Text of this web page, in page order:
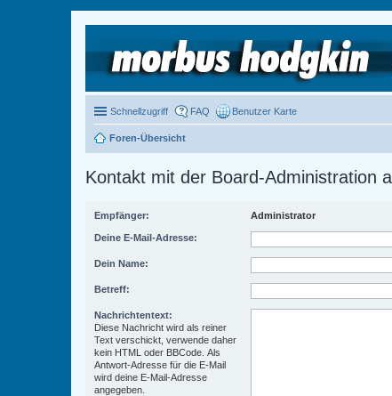
Schnellzugriff FAQ Benutzer Karte
Foren-Übersicht
Kontakt mit der Board-Administration
Empfänger: Administrator
Deine E-Mail-Adresse:
Dein Name:
Betreff:
Nachrichtentext:
Diese Nachricht wird als reiner
Text verschickt, verwende daher
kein HTML oder BBCode. Als
Antwort-Adresse für die E-Mail
wird deine E-Mail-Adresse
angegeben.